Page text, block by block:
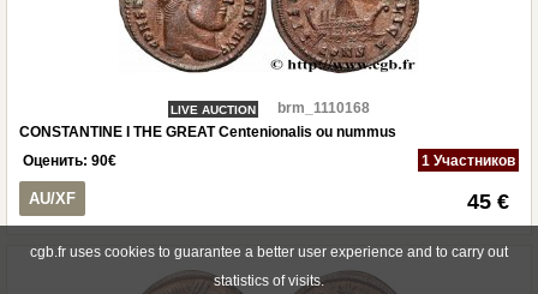
LIVE AUCTION
brm_1110168
CONSTANTINE I THE GREAT Centenionalis ou nummus
Оценить: 90€ 1 Участников
AU/XF 45 €
cgb.fr uses cookies to guarantee a better user experience and to carry out
statistics of visits.